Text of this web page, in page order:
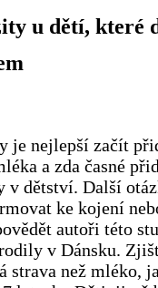
u dětí, které
je nejlepší začít
a zda časné
v dětství. Další
ke kojení
autoři této
v Dánsku.
strava než mléko,